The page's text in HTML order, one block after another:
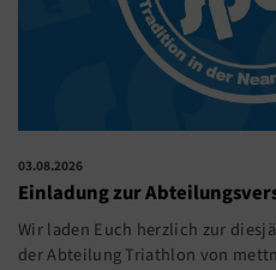
03.08.2026
Einladung zur
Wir laden Euch herzlich zur
der Abteilung Triathlon von